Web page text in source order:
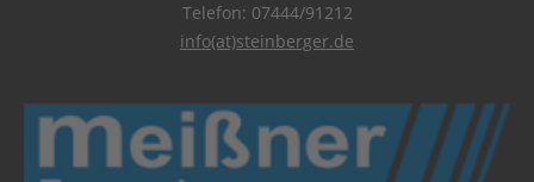
Telefon: 07444/91212
info(at)steinberger.de